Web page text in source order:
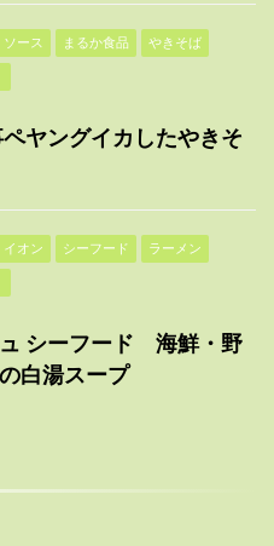
ソース まるか食品
やきそば
ヤングイカしたやきそ
イオン シーフード
ラーメン
ュ シーフード 海鮮・野
白湯スープ